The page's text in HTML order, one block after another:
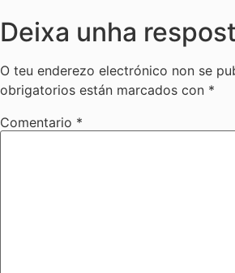
Deixa unha
O teu enderezo electrónico non se
obrigatorios están marcados con *
Comentario *